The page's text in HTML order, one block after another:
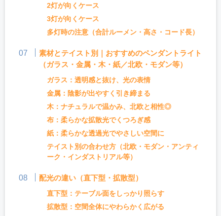
2灯が向くケース
3灯が向くケース
多灯時の注意（合計ルーメン・高さ・コード長）
素材とテイスト別｜おすすめのペンダントライト
（ガラス・金属・木・紙／北欧・モダン等）
ガラス：透明感と抜け、光の表情
金属：陰影が出やすく引き締まる
木：ナチュラルで温かみ、北欧と相性◎
布：柔らかな拡散光でくつろぎ感
紙：柔らかな透過光でやさしい空間に
テイスト別の合わせ方（北欧・モダン・アンティ
ーク・インダストリアル等）
配光の違い（直下型・拡散型）
直下型：テーブル面をしっかり照らす
拡散型：空間全体にやわらかく広がる